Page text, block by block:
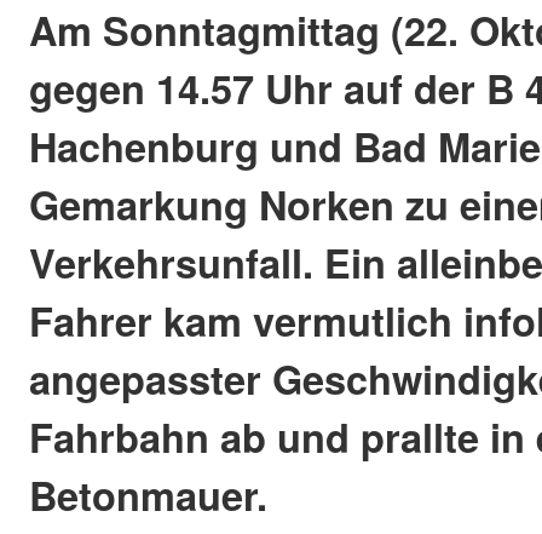
Am Sonntagmittag (22.
gegen 14.57 Uhr auf der B
Hachenburg und Bad
Gemarkung Norken zu
Verkehrsunfall. Ein
Fahrer kam vermutlich
angepasster
Fahrbahn ab und prallte in
Betonmauer.